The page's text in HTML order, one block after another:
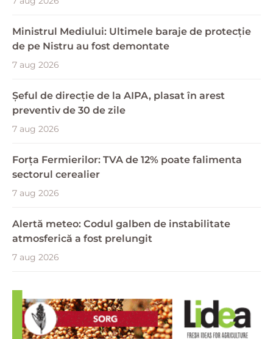
Ministrul Mediului: Ultimele baraje de protecție
de pe Nistru au fost demontate
7 aug 2026
Șeful de direcție de la AIPA, plasat în arest
preventiv de 30 de zile
7 aug 2026
Forța Fermierilor: TVA de 12% poate falimenta
sectorul cerealier
7 aug 2026
Alertă meteo: Codul galben de instabilitate
atmosferică a fost prelungit
7 aug 2026